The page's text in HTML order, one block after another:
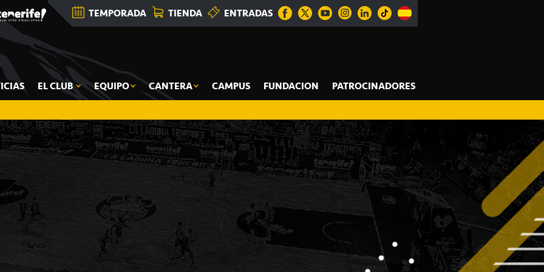
TEMPORADA TIENDA ENTRADAS
EL CLUB EQUIPO CANTERA CAMPUS FUNDACION PATROCINADORES